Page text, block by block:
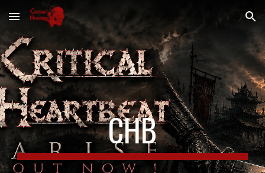
Skip to main content Skip to navigation
CHB